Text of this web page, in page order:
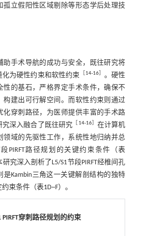
孤立假阳性区域剔除等形态学后处理技
助手术导航的成功与安全，既往研究将
为硬性约束和软性约束
14-16］ 。硬性
性的基石，严格界定手术条件，确保不
构建出可行解空间。而软性约束则通过
化穿刺路径，为医师提供丰富的手术路
究深入融合了既往研究
14-16］ 在计算机
领域的先驱性工作，系统性地归纳并总
PIRFT路径规划的关键约束条件（表
研究深入剖析了L5/S1节段PIRFT经椎间孔
是Kambin三角这一关键解剖结构的独特
束条件（表1D~F）。
PIRFT穿刺路径规划的约束